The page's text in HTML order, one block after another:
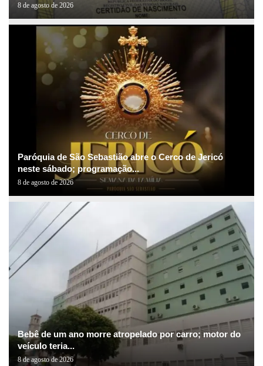
8 de agosto de 2026
Paróquia de São Sebastião abre o Cerco de Jericó
neste sábado; programação...
8 de agosto de 2026
Bebê de um ano morre atropelado por carro; motor do
veículo teria...
8 de agosto de 2026